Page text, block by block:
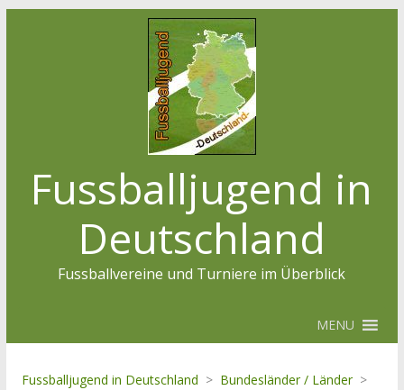
Fussballjugend in
Deutschland
Fussballvereine und Turniere im Überblick
MENU
Fussballjugend in Deutschland > Bundesländer / Länder >